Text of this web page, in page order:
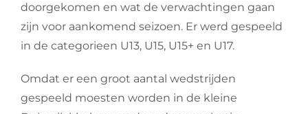
doorgekomen en wat de verwachtingen gaan
zijn voor aankomend seizoen. Er werd gespeeld
in de categorieen U13, U15, U15+ en U17.
Omdat er een groot aantal wedstrijden
gespeeld moesten worden in de kleine